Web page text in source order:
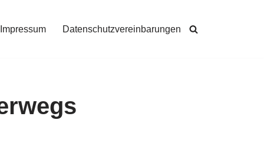
Impressum Datenschutzvereinbarungen